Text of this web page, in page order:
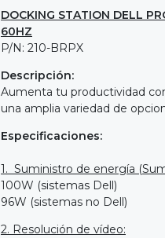
DOCKING STATION DELL
60HZ
P/N: 210-BRPX
Descripción:
Aumenta tu productividad
una amplia variedad de
Especificaciones:
1 . Suministro de energía
100W (sistemas Dell)
96W (sistemas no Dell)
2. Resolución de vídeo: